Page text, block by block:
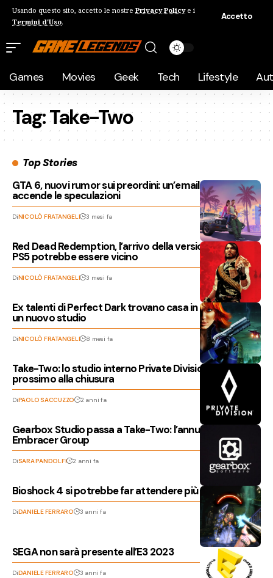
Usando questo sito, accetto le nostre Privacy Policye i
Termini d'Uso.
Accetto
Games Movies Geek Tech Lifestyle
Tag:Take-Two
Top Stories
GTA 6, nuovi rumor sui preordini: un’email di Best Buy
accende le speculazioni
DiNICOLÒ FRATANGELI 3 mesi fa
Red Dead Redemption, l’arrivo della versione fisica per
PS5 potrebbe essere vicino
DiNICOLÒ FRATANGELI 3 mesi fa
Ex talenti di Perfect Dark trovano casa in 2K: in arrivo
un nuovo studio
DiNICOLÒ FRATANGELI 8 mesi fa
Take-Two: lo studio interno Private Division è
prossimo alla chiusura
DiPAOLO SACCUZZO 2 anni fa
Gearbox Studio passa a Take-Two: l’annuncio di
Embracer Group
DiSARA PANDOLFI 2 anni fa
Bioshock 4 si potrebbe far attendere più del previsto
DiDANIELE FERRARO 3 anni fa
SEGA non sarà presente all’E3 2023
DiDANIELE FERRARO 3 anni fa